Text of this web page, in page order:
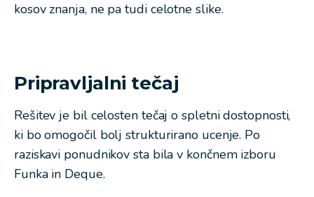
kosov znanja, ne pa tudi celotne slike.
Pripravljalni tečaj
Rešitev je bil celosten tečaj o spletni dostopnosti,
ki bo omogočil bolj strukturirano ucenje. Po
raziskavi ponudnikov sta bila v končnem izboru
Funka in Deque.